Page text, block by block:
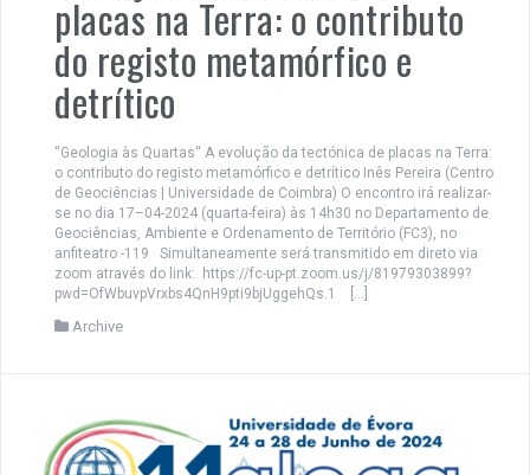
placas na Terra: o contributo
do registo metamórfico e
detrítico
“Geologia às Quartas“ A evolução da tectónica de placas na Terra:
o contributo do registo metamórfico e detrítico Inês Pereira (Centro
de Geociências | Universidade de Coimbra) O encontro irá realizar-
se no dia 17–04-2024 (quarta-feira) às 14h30 no Departamento de
Geociências, Ambiente e Ordenamento de Território (FC3), no
anfiteatro -119 Simultaneamente será transmitido em direto via
zoom através do link: https://fc-up-pt.zoom.us/j/81979303899?
pwd=OfWbuvpVrxbs4QnH9pti9bjUggehQs.1 […]
Archive